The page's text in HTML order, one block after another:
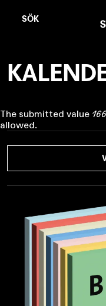
SÖK
Felmeddelande
The submitted value
allowed.
- Ingen -
PLATS
DATUM